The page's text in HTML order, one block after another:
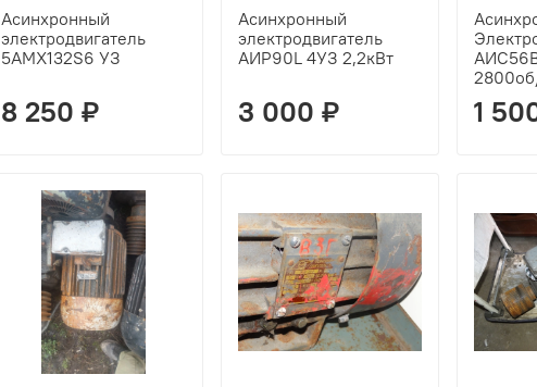
Асинхронный
электродвигатель
5AMX132S6 УЗ
8 250 ₽
Асинхронный
электродвигатель
АИР90L 4УЗ 2,2кВт
3 000 ₽ 1